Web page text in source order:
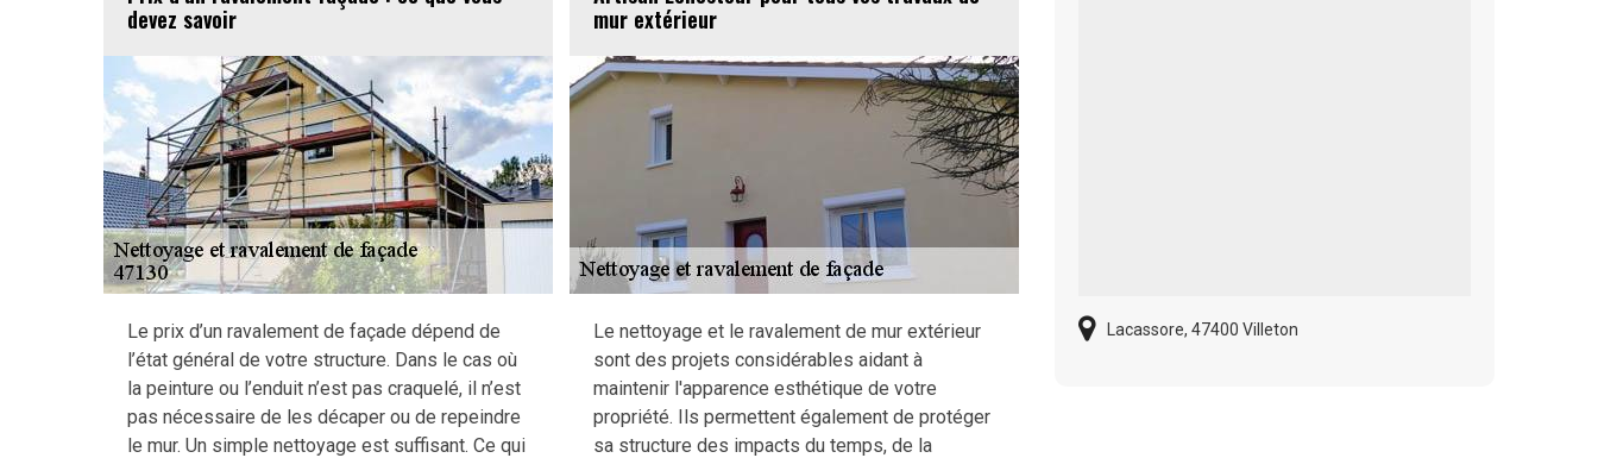
devez savoir
Le prix d’un ravalement de façade dépend de
l’état général de votre structure. Dans le cas où
la peinture ou l’enduit n’est pas craquelé, il n’est
pas nécessaire de les décaper ou de repeindre
le mur. Un simple nettoyage est suffisant. Ce qui
mur extérieur
Le nettoyage et le ravalement de mur extérieur
sont des projets considérables aidant à
maintenir l'apparence esthétique de votre
propriété. Ils permettent également de protéger
sa structure des impacts du temps, de la
Lacassore, 47400 Villeton